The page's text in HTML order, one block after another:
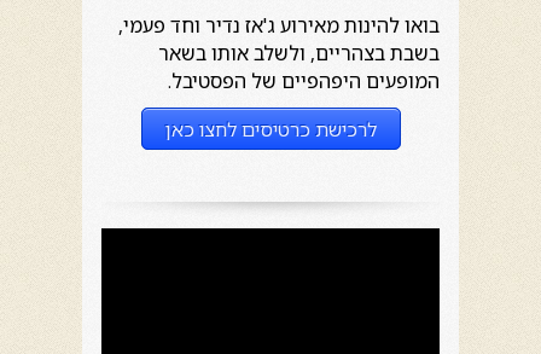
בואו להינות מאירוע ג'אז נדיר וחד פעמי,
בשבת בצהריים, ולשלב אותו בשאר
המופעים היפהפיים של הפסטיבל.
לרכישת כרטיסים לחצו כאן